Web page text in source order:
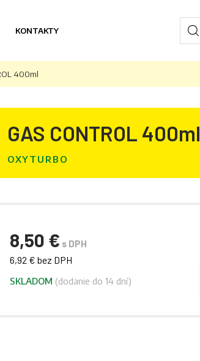
KONTAKTY
400ml
GAS CONTROL 400ml
OXYTURBO
8,50 € s DPH
6,92 € bez DPH
SKLADOM (dodanie do 14 dní)